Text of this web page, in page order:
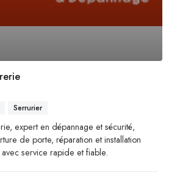
Serrurier
expert en dépannage et sécurité,
de porte, réparation et installation
service rapide et fiable.